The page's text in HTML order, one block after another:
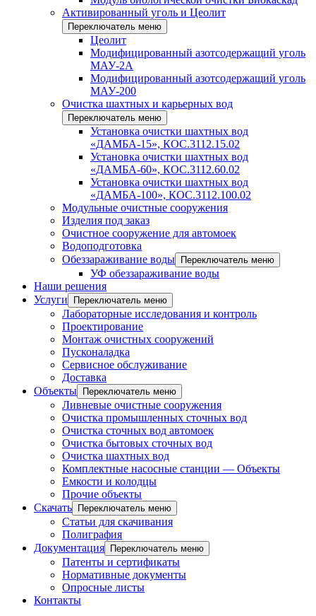
Активированный уголь и Цеолит
Переключатель меню
Цеолит
Модифицированный азотсодержащий уголь
МАУ-2А
Модифицированный азотсодержащий уголь
МАУ-200
Очистка шахтных и карьерных вод
Переключатель меню
Установка очистки шахтных вод
«ДАМБА-15», КОС.3112.15.02
Установка очистки шахтных вод
«ДАМБА-60», КОС.3112.60.02
Установка очистки шахтных вод
«ДАМБА-100», КОС.3112.100.02
Модульные очистные сооружения
Изделия под заказ
Очистное сооружение для автомоек
Водоподготовка
Обеззараживание воды
Переключатель меню
УФ обеззараживание воды
Наши решения
Услуги
Переключатель меню
Лабораторные исследования и контроль
Проектирование
Монтаж очистных сооружений
Пусконаладка
Сервисное обслуживание
Доставка
Объекты
Переключатель меню
Ливневые очистные сооружения
Очистка промышленных сточных вод
Очистка сточных вод автомоек
Очистка бытовых сточных вод
Очистка шахтных вод
Комплектные насосные станции — Объекты
Емкости и колодцы
Прочие объекты
Скачать
Переключатель меню
Статьи для скачивания
Полиграфия
Документация
Переключатель меню
Патенты и сертификаты
Нормативные документы
Опросные листы
Контакты